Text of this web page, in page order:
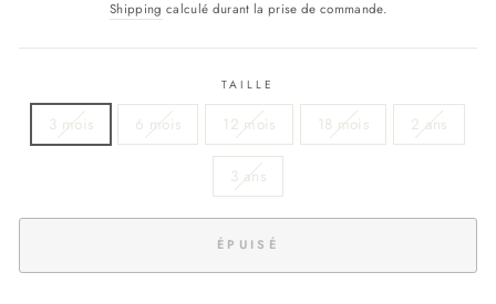
Shipping calculé durant la prise de commande.
TAILLE
3 mois 6 mois 12 mois 18 mois 2 ans
3 ans
ÉPUISÉ